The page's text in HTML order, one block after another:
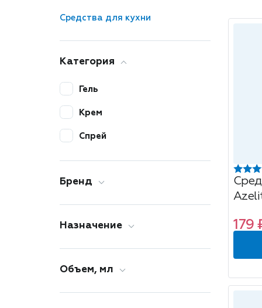
Средства для кухни
Категория
Гель
Крем
Спрей
Бренд
Назначение
Объем, мл
179